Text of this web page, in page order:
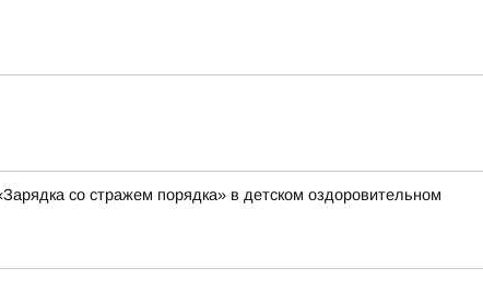
со стражем порядка» в детском оздоровительном